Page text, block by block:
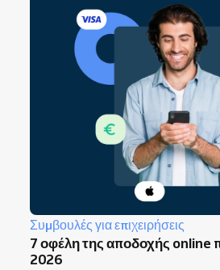
Συμβουλές για επιχειρήσεις
7 οφέλη της αποδοχής
2026